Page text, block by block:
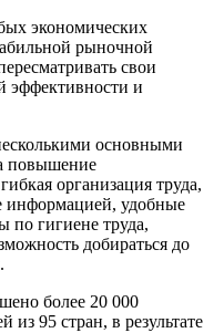
экономических
рыночной
свои
эффективности и
основными
повышение
организация труда,
информацией, удобные
по гигиене труда,
добираться до
более 20 000
из 95 стран, в результате